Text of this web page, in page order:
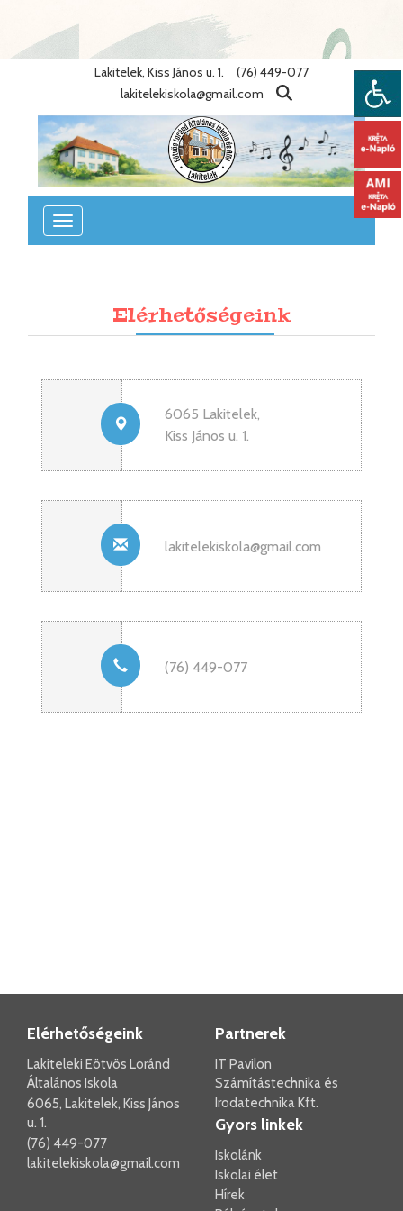
: Undefined variable $lang_id in
/home/eotvosiskola/public_html/lib/nyelvek.php on line
Lakitelek, Kiss János u. 1.
(76) 449-077
lakitelekiskola@gmail.com
Toggle
navigation
Elérhetőségeink
6065 Lakitelek,
Kiss János u. 1.
lakitelekiskola@gmail.com
(76) 449-077
Elérhetőségeink
Lakiteleki Eötvös Loránd
Általános Iskola
6065, Lakitelek, Kiss János
u. 1.
(76) 449-077
lakitelekiskola@gmail.com
Partnerek
IT Pavilon
Számítástechnika és
Irodatechnika Kft.
Gyors linkek
Iskolánk
Iskolai élet
Hírek